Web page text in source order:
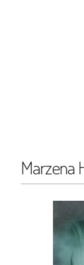
Marzena